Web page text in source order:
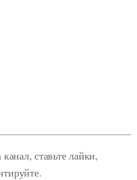
ставьте лайки,